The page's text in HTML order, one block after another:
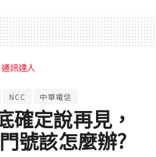
通訊達人
NCC 中華電信
確定說再見，
號該怎麼辦?